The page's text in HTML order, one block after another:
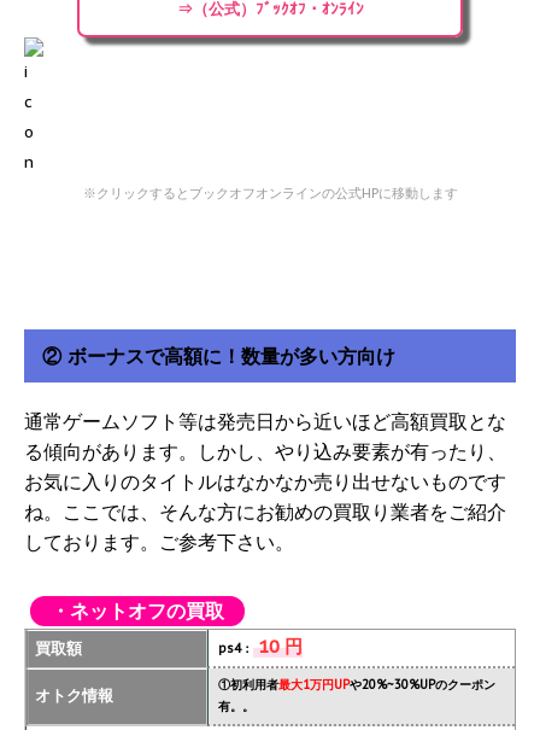
⇒（公式）ﾌﾞｯｸｵﾌ・ｵﾝﾗｲﾝ
※クリックするとブックオフオンラインの公式HPに移動します
② ボーナスで高額に！数量が多い方向け
通常ゲームソフト等は発売日から近いほど高額買取とな
る傾向があります。しかし、やり込み要素が有ったり、
お気に入りのタイトルはなかなか売り出せないものです
ね。ここでは、そんな方にお勧めの買取り業者をご紹介
しております。ご参考下さい。
・ネットオフの買取
買取額 ps4： 10 円
オトク情報
①初利用者最大1万円UPや20%~30%UPのクーポン
有。。